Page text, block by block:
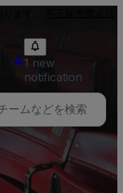
1 new
notification